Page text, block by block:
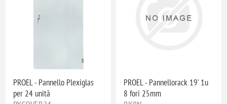
PROEL - Pannello Plexiglas
per 24 unità
PROEL - Pannellorack 19' 1u
8 fori 25mm